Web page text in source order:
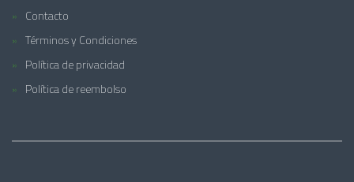
Contacto
Términos y Condiciones
Política de privacidad
Política de reembolso